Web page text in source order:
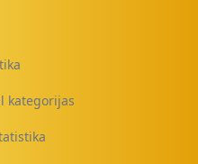
kategorijas